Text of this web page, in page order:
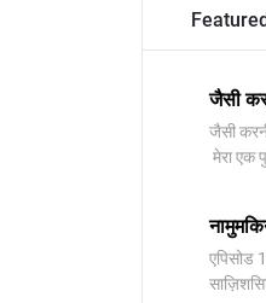
जैसी
जैसी
मेरा एक
एपिसोड